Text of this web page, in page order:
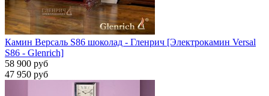
Камин Версаль S86 шоколад - Гленрич [Электрокамин Versal
S86 - Glenrich]
58 900 руб
47 950 руб